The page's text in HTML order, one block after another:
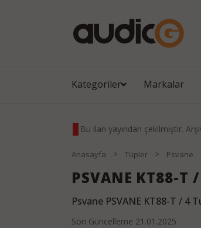
Kategoriler Markalar
Bu ilan yayından çekilmiştir.
Anasayfa > Tüpler > Psvane
PSVANE KT88-
Psvane PSVANE KT88-T / 4
Son Güncelleme 21.01.2025